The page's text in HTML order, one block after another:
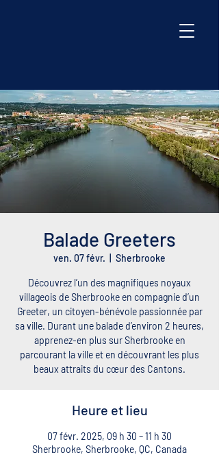
Balade Greeters
ven. 07 févr. Sherbrooke
Découvrez l’un des magnifiques noyaux
villageois de Sherbrooke en compagnie d’un
Greeter, un citoyen-bénévole passionnée par
sa ville. Durant une balade d’environ 2 heures,
apprenez-en plus sur Sherbrooke en
parcourant la ville et en découvrant les plus
beaux attraits du cœur des Cantons.
Heure et lieu
07 févr. 2025, 09 h 30 – 11 h 30
Sherbrooke, Sherbrooke, QC, Canada